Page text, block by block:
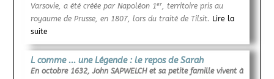
Varsovie, a été créée par Napoléon 1er, territoire pris au
royaume de Prusse, en 1807, lors du traité de Tilsit. Lire la
suite
L comme ... une Légende : le repos de Sarah
En octobre 1632, John SAPWELCH et sa petite famille vivent à